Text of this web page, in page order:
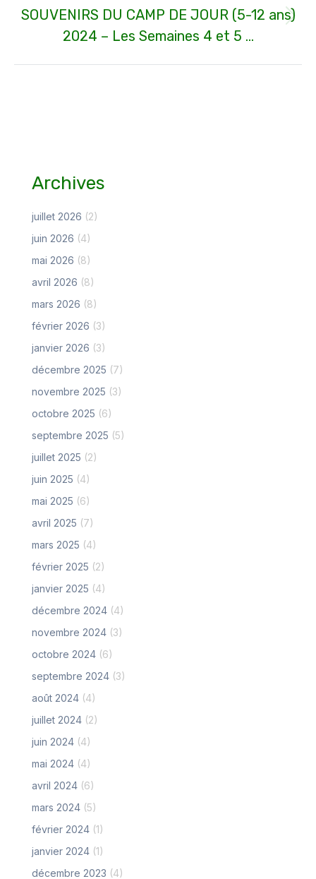
Article
suivant
:
SOUVENIRS DU CAMP DE JOUR (5-12 ans)
2024 – Les Semaines 4 et 5 …
Archives
juillet 2026 (2)
juin 2026 (4)
mai 2026 (8)
avril 2026 (8)
mars 2026 (8)
février 2026 (3)
janvier 2026 (3)
décembre 2025 (7)
novembre 2025 (3)
octobre 2025 (6)
septembre 2025 (5)
juillet 2025 (2)
juin 2025 (4)
mai 2025 (6)
avril 2025 (7)
mars 2025 (4)
février 2025 (2)
janvier 2025 (4)
décembre 2024 (4)
novembre 2024 (3)
octobre 2024 (6)
septembre 2024 (3)
août 2024 (4)
juillet 2024 (2)
juin 2024 (4)
mai 2024 (4)
avril 2024 (6)
mars 2024 (5)
février 2024 (1)
janvier 2024 (1)
décembre 2023 (4)